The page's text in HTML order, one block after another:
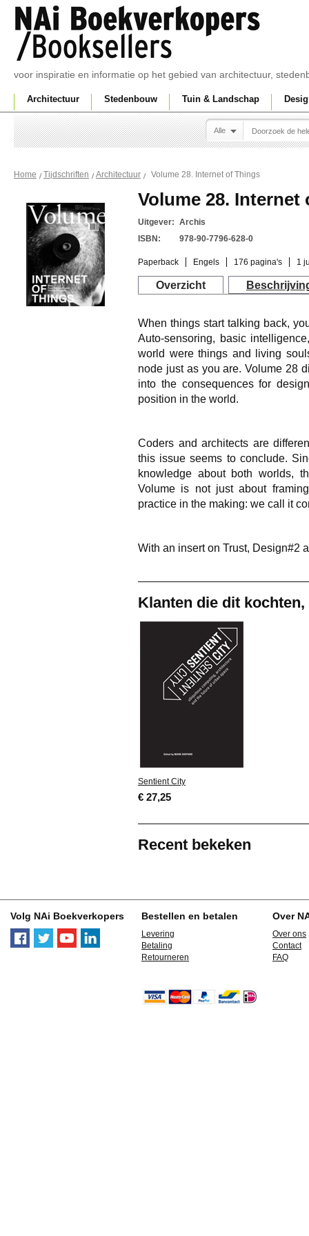
voor inspiratie en informatie op het gebied van architectuur,
Architectuur Stedenbouw Tuin & Landschap
Alle
Home Tijdschriften Architectuur Volume 28. Internet of Things
Volume 28. Internet
Uitgever: Archis
ISBN:
978-90-7796-628-0
Paperback Engels 176 pagina's 1
Overzicht
When things start talking back,
Auto-sensoring, basic
world were things and living
node just as you are. Volume 28
into the consequences for
position in the world.
Coders and architects are
this issue seems to conclude.
knowledge about both worlds,
Volume is not just about
practice in the making: we call it
With an insert on Trust, Design#2
Klanten die dit
Sentient City
€ 27,25
Recent bekeken
Volg NAi Boekverkopers Bestellen en betalen
Levering
Betaling
Retourneren
Over
Over ons
Contact
FAQ